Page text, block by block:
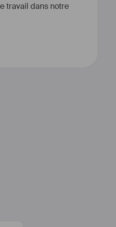
travail dans notre